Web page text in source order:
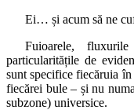
Ei… și acum să ne
Fuioarele,
particularitățile de
sunt specifice fiecăruia
fiecărei bule – și nu
subzone) universice.